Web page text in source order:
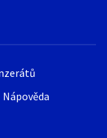
Nápověda